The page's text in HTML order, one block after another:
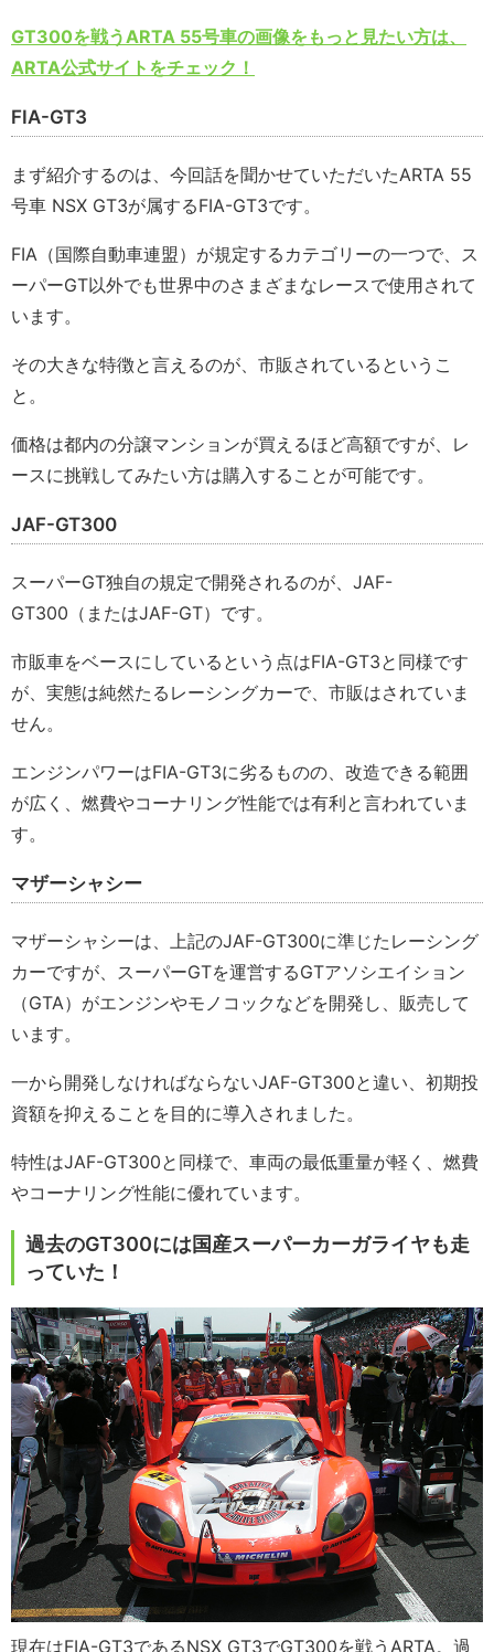
GT300を戦うARTA 55号車の画像をもっと見たい方は、
ARTA公式サイトをチェック！
FIA-GT3
まず紹介するのは、今回話を聞かせていただいたARTA 55
号車 NSX GT3が属するFIA-GT3です。
FIA（国際自動車連盟）が規定するカテゴリーの一つで、ス
ーパーGT以外でも世界中のさまざまなレースで使用されて
います。
その大きな特徴と言えるのが、市販されているというこ
と。
価格は都内の分譲マンションが買えるほど高額ですが、レ
ースに挑戦してみたい方は購入することが可能です。
JAF-GT300
スーパーGT独自の規定で開発されるのが、JAF-
GT300（またはJAF-GT）です。
市販車をベースにしているという点はFIA-GT3と同様です
が、実態は純然たるレーシングカーで、市販はされていま
せん。
エンジンパワーはFIA-GT3に劣るものの、改造できる範囲
が広く、燃費やコーナリング性能では有利と言われていま
す。
マザーシャシー
マザーシャシーは、上記のJAF-GT300に準じたレーシング
カーですが、スーパーGTを運営するGTアソシエイション
（GTA）がエンジンやモノコックなどを開発し、販売して
います。
一から開発しなければならないJAF-GT300と違い、初期投
資額を抑えることを目的に導入されました。
特性はJAF-GT300と同様で、車両の最低重量が軽く、燃費
やコーナリング性能に優れています。
過去のGT300には国産スーパーカーガライヤも走
っていた！
現在はFIA-GT3であるNSX GT3でGT300を戦うARTA。過